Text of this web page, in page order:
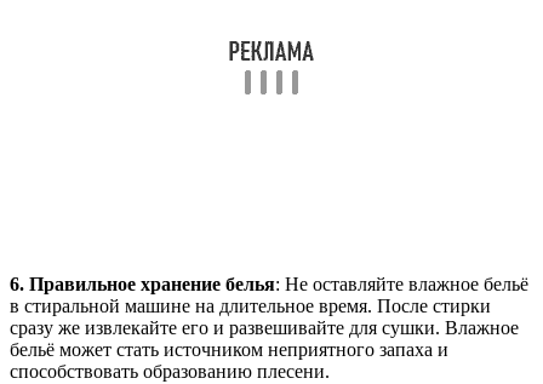
6. Правильное хранение белья: Не оставляйте влажное бельё
в стиральной машине на длительное время. После стирки
сразу же извлекайте его и развешивайте для сушки. Влажное
бельё может стать источником неприятного запаха и
способствовать образованию плесени.